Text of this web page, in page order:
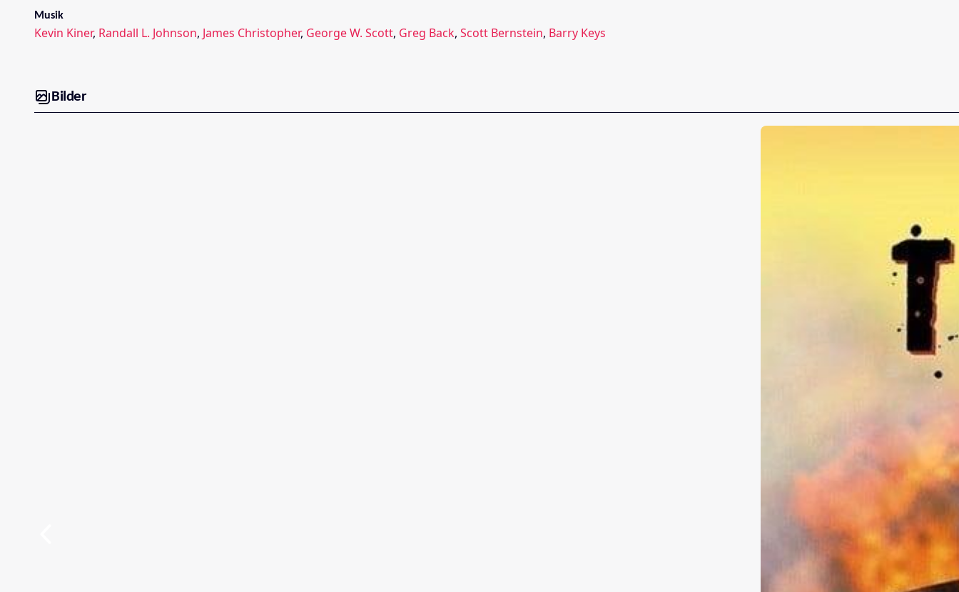
Musik
Kevin Kiner, Randall L. Johnson, James Christopher, George W. Scott, Greg Back, Scott Bernstein, Barry Keys
Bilder